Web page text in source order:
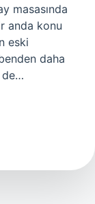
masasında
anda konu
eski
daha
de…